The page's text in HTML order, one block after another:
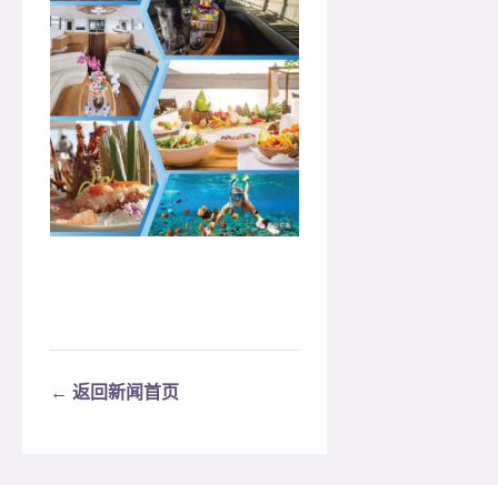
← 返回新闻首页